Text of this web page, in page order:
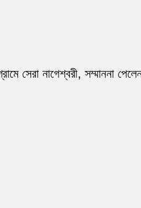
সেরা নাগেশ্বরী, সম্মাননা